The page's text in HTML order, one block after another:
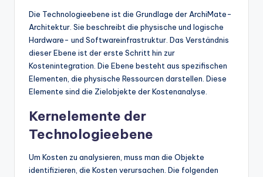
Die Technologieebene ist die Grundlage der ArchiMate-
Architektur. Sie beschreibt die physische und logische
Hardware- und Softwareinfrastruktur. Das Verständnis
dieser Ebene ist der erste Schritt hin zur
Kostenintegration. Die Ebene besteht aus spezifischen
Elementen, die physische Ressourcen darstellen. Diese
Elemente sind die Zielobjekte der Kostenanalyse.
Kernelemente der
Technologieebene
Um Kosten zu analysieren, muss man die Objekte
identifizieren, die Kosten verursachen. Die folgenden